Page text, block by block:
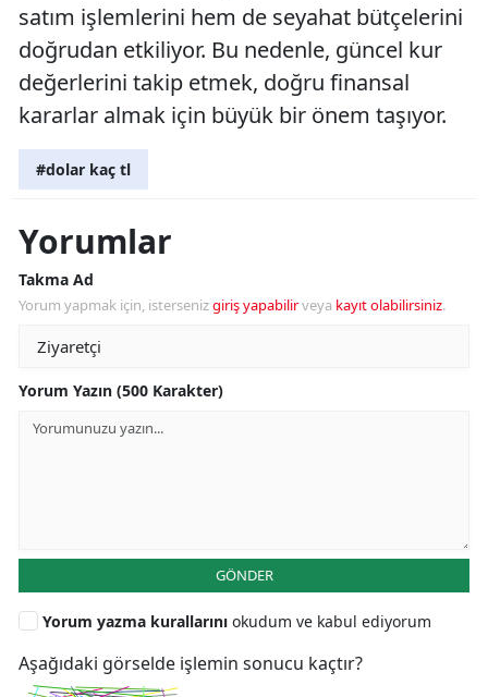
satım işlemlerini hem de seyahat bütçelerini
doğrudan etkiliyor. Bu nedenle, güncel kur
değerlerini takip etmek, doğru finansal
kararlar almak için büyük bir önem taşıyor.
#dolar kaç tl
Yorumlar
Takma Ad
Yorum yapmak için, istersenizgiriş yapabilirveya kayıt olabilirsiniz.
Yorum Yazın (500 Karakter)
GÖNDER
Yorum yazma kurallarını okudum ve kabul ediyorum
Aşağıdaki görselde işlemin sonucu kaçtır?